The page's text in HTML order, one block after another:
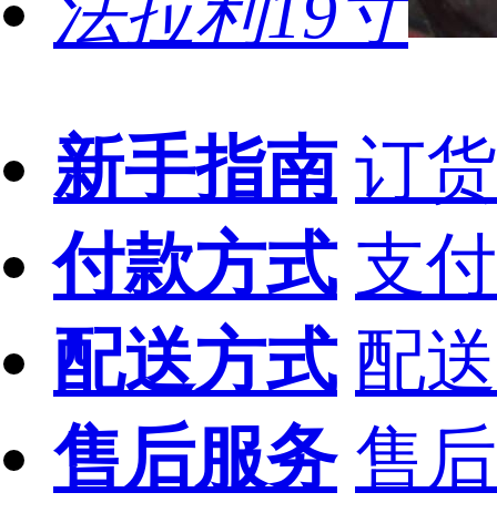
新手指南 订
付款方式 支
配送方式 配
售后服务 售